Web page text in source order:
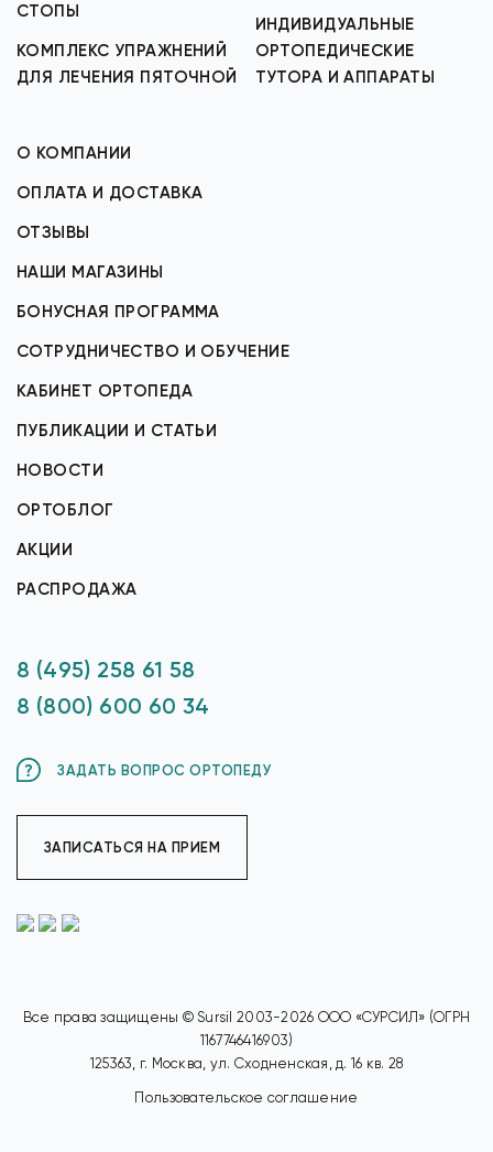
СТОПЫ
КОМПЛЕКС УПРАЖНЕНИЙ
ДЛЯ ЛЕЧЕНИЯ ПЯТОЧНОЙ
ИНДИВИДУАЛЬНЫЕ
ОРТОПЕДИЧЕСКИЕ
ТУТОРА И АППАРАТЫ
О КОМПАНИИ
ОПЛАТА И ДОСТАВКА
ОТЗЫВЫ
НАШИ МАГАЗИНЫ
БОНУСНАЯ ПРОГРАММА
СОТРУДНИЧЕСТВО И ОБУЧЕНИЕ
КАБИНЕТ ОРТОПЕДА
ПУБЛИКАЦИИ И СТАТЬИ
НОВОСТИ
ОРТОБЛОГ
АКЦИИ
РАСПРОДАЖА
8 (495) 258 61 58
8 (800) 600 60 34
ЗАДАТЬ ВОПРОС ОРТОПЕДУ
ЗАПИСАТЬСЯ НА ПРИЕМ
Все права защищены © Sursil 2003-2026 ООО «СУРСИЛ» (ОГРН
1167746416903)
125363, г. Москва, ул. Сходненская, д. 16 кв. 28
Пользовательское соглашение